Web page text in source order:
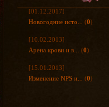
[01.12.2017]
Новогодние исто...
(0)
[10.02.2013]
Арена крови и в...
(0)
[15.01.2013]
Изменение NPS и...
(0)